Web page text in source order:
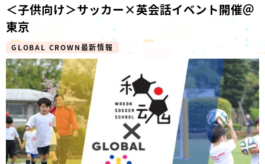
＜子供向け＞サッカー×英会話イベント開催＠
東京
GLOBAL CROWN最新情報